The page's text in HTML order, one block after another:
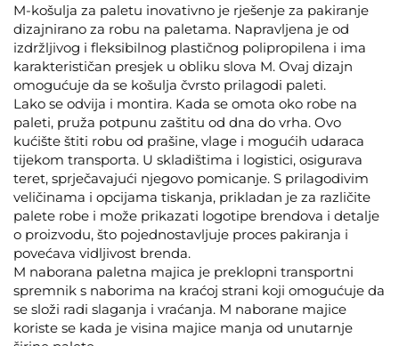
M-košulja za paletu inovativno je rješenje za pakiranje
dizajnirano za robu na paletama. Napravljena je od
izdržljivog i fleksibilnog plastičnog polipropilena i ima
karakterističan presjek u obliku slova M. Ovaj dizajn
omogućuje da se košulja čvrsto prilagodi paleti.
Lako se odvija i montira. Kada se omota oko robe na
paleti, pruža potpunu zaštitu od dna do vrha. Ovo
kućište štiti robu od prašine, vlage i mogućih udaraca
tijekom transporta. U skladištima i logistici, osigurava
teret, sprječavajući njegovo pomicanje. S prilagodivim
veličinama i opcijama tiskanja, prikladan je za različite
palete robe i može prikazati logotipe brendova i detalje
o proizvodu, što pojednostavljuje proces pakiranja i
povećava vidljivost brenda.
M naborana paletna majica je preklopni transportni
spremnik s naborima na kraćoj strani koji omogućuje da
se složi radi slaganja i vraćanja. M naborane majice
koriste se kada je visina majice manja od unutarnje